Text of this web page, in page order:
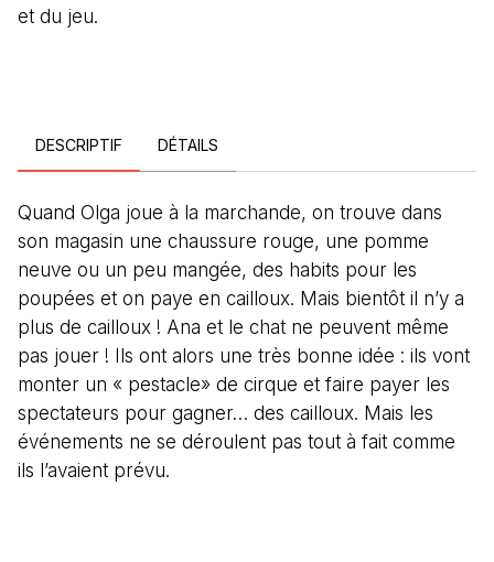
et du jeu.
DESCRIPTIF DÉTAILS
Quand Olga joue à la marchande, on trouve dans
son magasin une chaussure rouge, une pomme
neuve ou un peu mangée, des habits pour les
poupées et on paye en cailloux. Mais bientôt il n’y a
plus de cailloux ! Ana et le chat ne peuvent même
pas jouer ! Ils ont alors une très bonne idée : ils vont
monter un « pestacle» de cirque et faire payer les
spectateurs pour gagner… des cailloux. Mais les
événements ne se déroulent pas tout à fait comme
ils l’avaient prévu.